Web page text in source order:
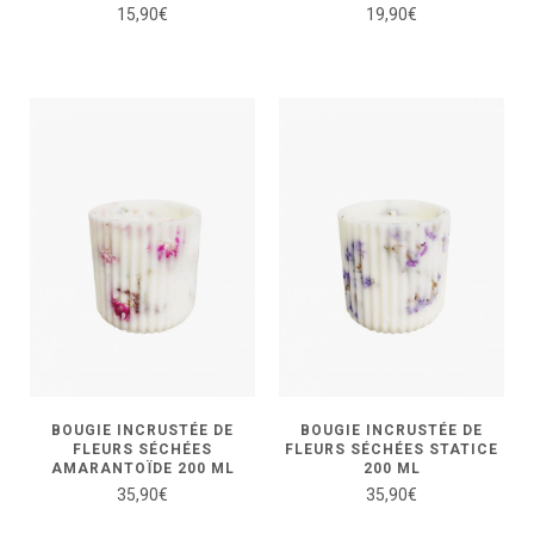
15,90€ 19,90€
BOUGIE INCRUSTÉE DE
FLEURS SÉCHÉES
AMARANTOÏDE 200 ML
35,90€
BOUGIE INCRUSTÉE DE
FLEURS SÉCHÉES STATICE
200 ML
35,90€